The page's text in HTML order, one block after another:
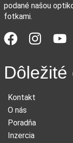
podané našou
fotkami.
Dôležité
Kontakt
O nás
Poradňa
Inzercia